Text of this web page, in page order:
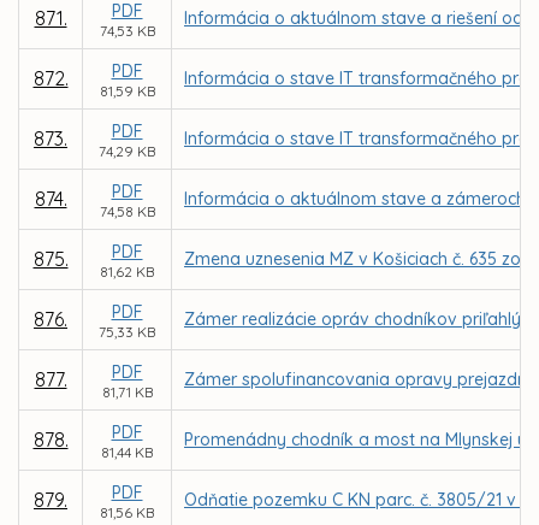
871. PDF
74,53 KB
Informácia o aktuálnom stave a riešení
872. PDF
81,59 KB
Informácia o stave IT transformačného
873. PDF
74,29 KB
Informácia o stave IT transformačného
874. PDF
74,58 KB
Informácia o aktuálnom stave a zámeroch
875. PDF
81,62 KB
Zmena uznesenia MZ v Košiciach č. 635
876. PDF
75,33 KB
Zámer realizácie opráv chodníkov
877. PDF
81,71 KB
Zámer spolufinancovania opravy
878. PDF
81,44 KB
Promenádny chodník a most na Mlynskej
879. PDF
81,56 KB
Odňatie pozemku C KN parc. č. 3805/21 v